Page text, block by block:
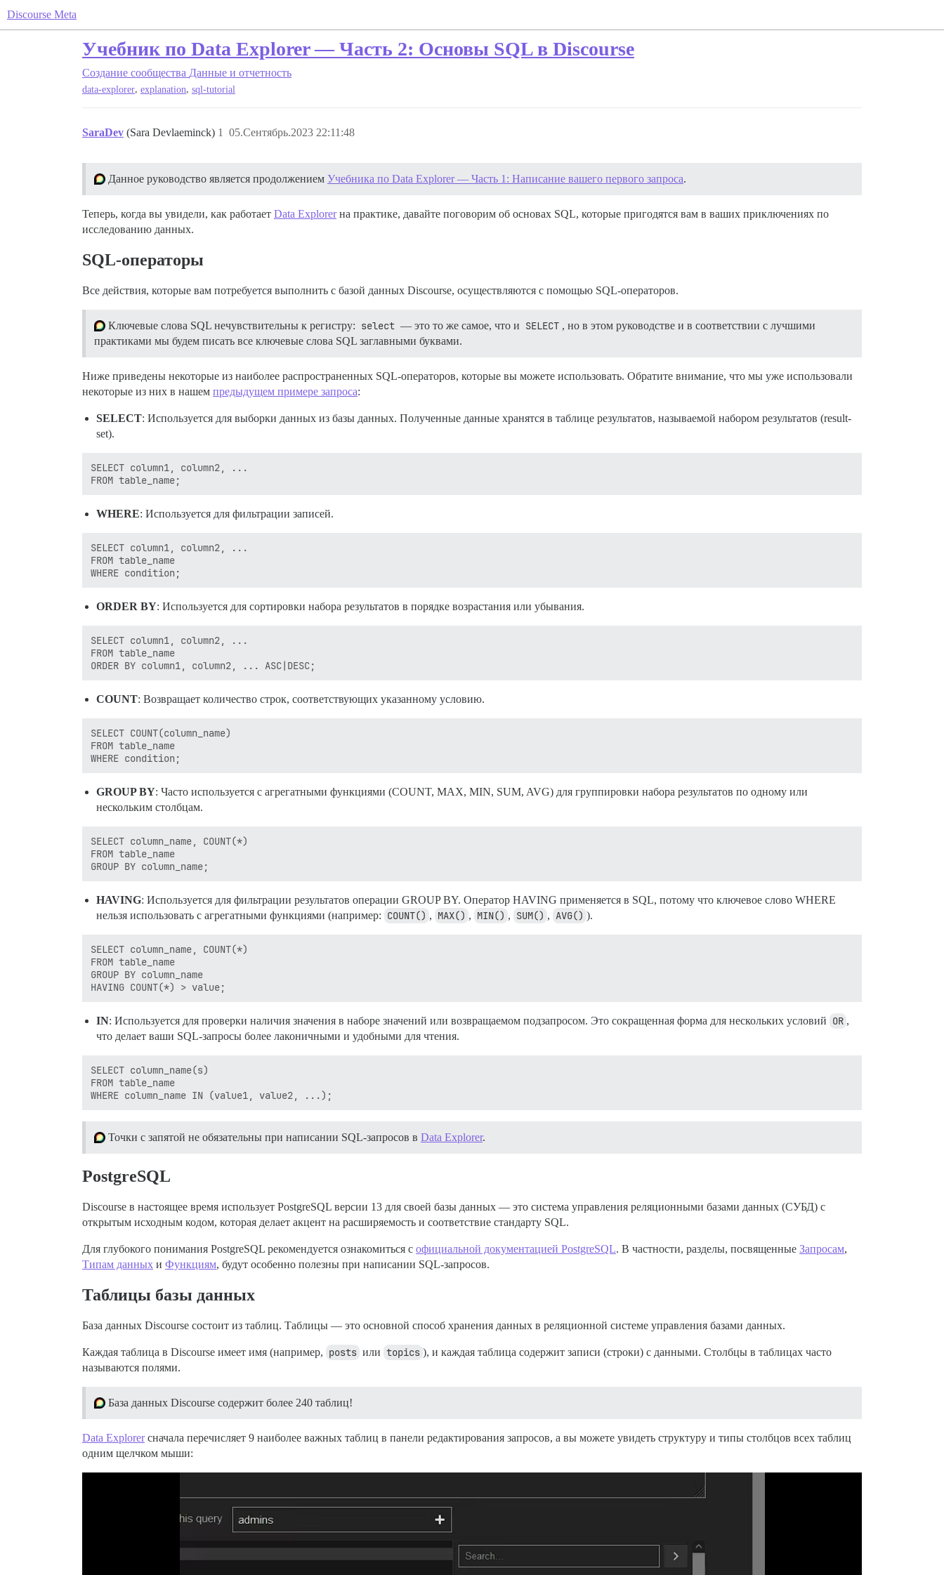
Discourse Meta
Учебник по Data Explorer — Часть 2: Основы SQL в Discourse
Создание сообщества Данные и отчетность
data-explorer, explanation, sql-tutorial
SaraDev (Sara Devlaeminck) 05.Сентябрь.2023 22:11:48
1
Данное руководство является продолжением Учебника по Data Explorer — Часть 1: Написание вашего первого запроса.
Теперь, когда вы увидели, как работает Data Explorerна практике, давайте поговорим об основах SQL, которые пригодятся вам в ваших приключениях по
исследованию данных.
SQL-операторы
Все действия, которые вам потребуется выполнить с базой данных Discourse, осуществляются с помощью SQL-операторов.
Ключевые слова SQL нечувствительны к регистру: select — это то же самое, что и SELECT , но в этом руководстве и в соответствии с лучшими
практиками мы будем писать все ключевые слова SQL заглавными буквами.
Ниже приведены некоторые из наиболее распространенных SQL-операторов, которые вы можете использовать. Обратите внимание, что мы уже использовали
некоторые из них в нашем предыдущем примере запроса:
SELECT: Используется для выборки данных из базы данных. Полученные данные хранятся в таблице результатов, называемой набором результатов (result-
set).
SELECT column1, column2, ...
WHERE: Используется для фильтрации записей.
SELECT column1, column2, ...
FROM table_name
ORDER BY: Используется для сортировки набора результатов в порядке возрастания или убывания.
SELECT column1, column2, ...
FROM table_name
COUNT: Возвращает количество строк, соответствующих указанному условию.
SELECT COUNT(column_name)
FROM table_name
GROUP BY: Часто используется с агрегатными функциями (COUNT, MAX, MIN, SUM, AVG) для группировки набора результатов по одному или
нескольким столбцам.
SELECT column_name, COUNT(*)
FROM table_name
HAVING: Используется для фильтрации результатов операции GROUP BY. Оператор HAVING применяется в SQL, потому что ключевое слово WHERE
нельзя использовать с агрегатными функциями (например: COUNT() , MAX() , MIN() , SUM() , AVG() ).
SELECT column_name, COUNT(*)
FROM table_name
GROUP BY column_name
IN: Используется для проверки наличия значения в наборе значений или возвращаемом подзапросом. Это сокращенная форма для нескольких условий OR ,
что делает ваши SQL-запросы более лаконичными и удобными для чтения.
SELECT column_name(s)
FROM table_name
Точки с запятой не обязательны при написании SQL-запросов в Data Explorer.
PostgreSQL
Discourse в настоящее время использует PostgreSQL версии 13 для своей базы данных — это система управления реляционными базами данных (СУБД) с
открытым исходным кодом, которая делает акцент на расширяемость и соответствие стандарту SQL.
Для глубокого понимания PostgreSQL рекомендуется ознакомиться с официальной документацией PostgreSQL. В частности, разделы, посвященные Запросам,
Типам данных и Функциям, будут особенно полезны при написании SQL-запросов.
Таблицы базы данных
База данных Discourse состоит из таблиц. Таблицы — это основной способ хранения данных в реляционной системе управления базами данных.
Каждая таблица в Discourse имеет имя (например, posts или topics ), и каждая таблица содержит записи (строки) с данными. Столбцы в таблицах часто
называются полями.
База данных Discourse содержит более 240 таблиц!
Data Explorerсначала перечисляет 9 наиболее важных таблиц в панели редактирования запросов, а вы можете увидеть структуру и типы столбцов всех таблиц
одним щелчком мыши: